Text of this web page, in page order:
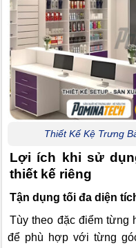
Thiết Kế Kệ Trưng
Lợi ích khi sử
thiết kế riêng
Tận dụng tối đa diện
Tùy theo đặc điểm từng
để phù hợp với từng